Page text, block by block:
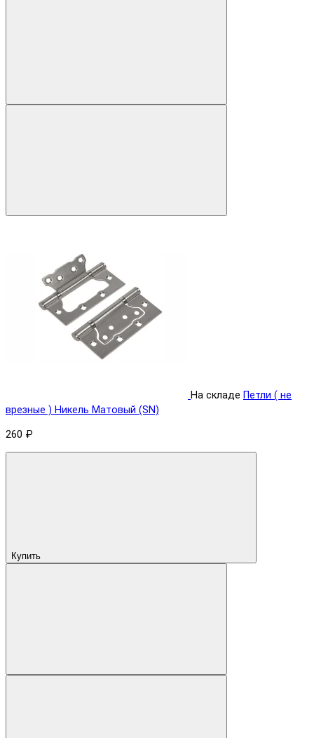
На складе Петли ( не
врезные ) Никель Матовый (SN)
260 ₽
Купить